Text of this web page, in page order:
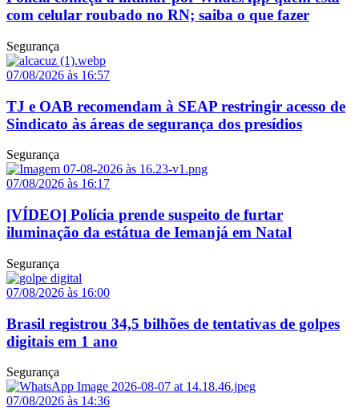
com celular roubado no RN; saiba o que fazer
Segurança
07/08/2026 às 16:57
TJ e OAB recomendam à SEAP restringir acesso de
Sindicato às áreas de segurança dos presídios
Segurança
07/08/2026 às 16:17
[VÍDEO] Polícia prende suspeito de furtar
iluminação da estátua de Iemanjá em Natal
Segurança
07/08/2026 às 16:00
Brasil registrou 34,5 bilhões de tentativas de golpes
digitais em 1 ano
Segurança
07/08/2026 às 14:36